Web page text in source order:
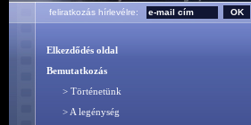
feliratkozás hírlevélre:
Elkezdődés oldal
Bemutatkozás
> Történetünk
> A legénység